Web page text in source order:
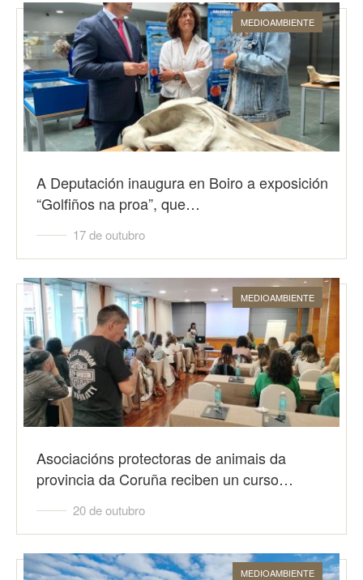
MEDIOAMBIENTE
A Deputación inaugura en Boiro a exposición
“Golfiños na proa”, que…
17 de outubro
MEDIOAMBIENTE
Asociacións protectoras de animais da
provincia da Coruña reciben un curso…
20 de outubro
MEDIOAMBIENTE